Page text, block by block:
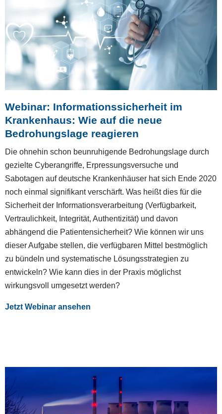
Webinar: Informationssicherheit im
Krankenhaus: Wie auf die neue
Bedrohungslage reagieren
Die ohnehin schon beunruhigende Bedrohungslage durch
gezielte Cyberangriffe, Erpressungsversuche und
Sabotagen auf deutsche Krankenhäuser hat sich Ende 2020
noch einmal signifikant verschärft. Was heißt dies für die
Sicherheit der Informationsverarbeitung (Verfügbarkeit,
Vertraulichkeit, Integrität, Authentizität) und davon
abhängend die Patientensicherheit? Wie können wir uns
dieser Aufgabe stellen, die verfügbaren Mittel bestmöglich
zu bündeln und systematische Lösungsstrategien zu
entwickeln? Wie kann dies in der Praxis möglichst
wirkungsvoll umgesetzt werden?
Jetzt Webinar ansehen